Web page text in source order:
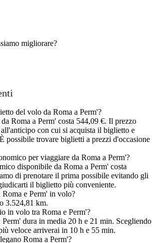
migliorare?
del volo da Roma a Perm'?
Roma a Perm' costa 544,09 €. Il prezzo
con cui si acquista il biglietto e
possibile trovare biglietti a prezzi d'occasione
per viaggiare da Roma a Perm'?
disponibile da Roma a Perm' costa
di prenotare il prima possibile evitando gli
il biglietto più conveniente.
Roma e Perm' in volo?
3.524,81 km.
in volo tra Roma e Perm'?
dura in media 20 h e 21 min. Scegliendo
veloce arriverai in 10 h e 55 min.
Roma a Perm'?